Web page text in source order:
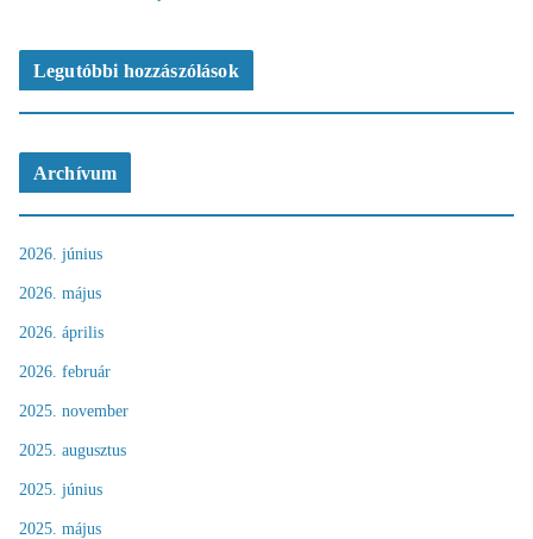
Legutóbbi hozzászólások
Archívum
2026. június
2026. május
2026. április
2026. február
2025. november
2025. augusztus
2025. június
2025. május